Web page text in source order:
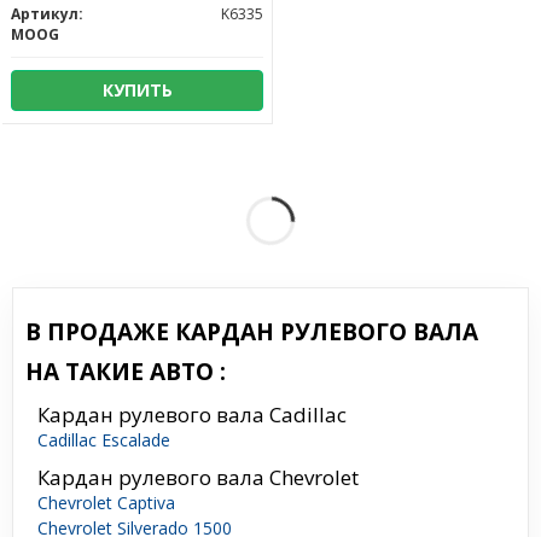
Артикул:
K6335
MOOG
КУПИТЬ
В ПРОДАЖЕ КАРДАН РУЛЕВОГО ВАЛА
НА ТАКИЕ АВТО :
Кардан рулевого вала Cadillac
Cadillac Escalade
Кардан рулевого вала Chevrolet
Chevrolet Captiva
Chevrolet Silverado 1500